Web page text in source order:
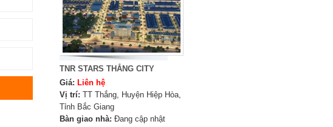
TNR STARS THẮNG CITY
Giá: Liên hệ
Vị trí: TT Thắng, Huyện Hiệp Hòa,
Tỉnh Bắc Giang
Bàn giao nhà: Đang cập nhật